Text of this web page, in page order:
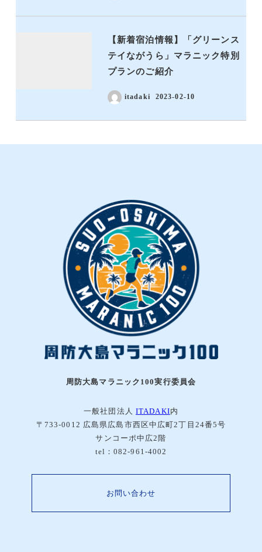
【新着宿泊情報】「グリーンス
テイながうら」マラニック特別
プランのご紹介
itadaki 2023-02-10
周防大島マラニック100実行委員会
一般社団法人 ITADAKI内
〒733-0012 広島県広島市西区中広町2丁目24番5号
サンコーポ中広2階
tel：082-961-4002
お問い合わせ